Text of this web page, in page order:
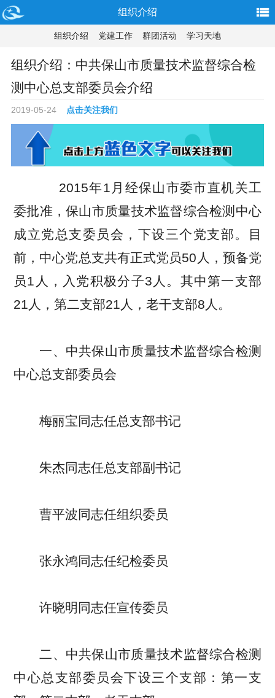
组织介绍
组织介绍 党建工作 群团活动 学习天地
组织介绍：中共保山市质量技术监督综合检
测中心总支部委员会介绍
2019-05-24 点击关注我们
2015年1月经保山市委市直机关工
委批准，保山市质量技术监督综合检测中心
成立党总支委员会，下设三个党支部。目
前，中心党总支共有正式党员50人，预备党
员1人，入党积极分子3人。其中第一支部
21人，第二支部21人，老干支部8人。
一、中共保山市质量技术监督综合检测
中心总支部委员会
梅丽宝同志任总支部书记
朱杰同志任总支部副书记
曹平波同志任组织委员
张永鸿同志任纪检委员
许晓明同志任宣传委员
二、中共保山市质量技术监督综合检测
中心总支部委员会下设三个支部：第一支